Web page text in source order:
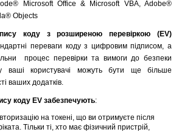
Microsoft Office & Microsoft VBA, Adobe®
Objects
коду з розширеною перевіркою (EV)
переваги коду з цифровим підписом, а
процес перевірки та вимоги до безпеки
ваші користувачі можуть бути ще більше
ваших додатків.
коду EV забезпечують:
на токені, що ви отримуєте після
Тільки ті, хто має фізичний пристрій,